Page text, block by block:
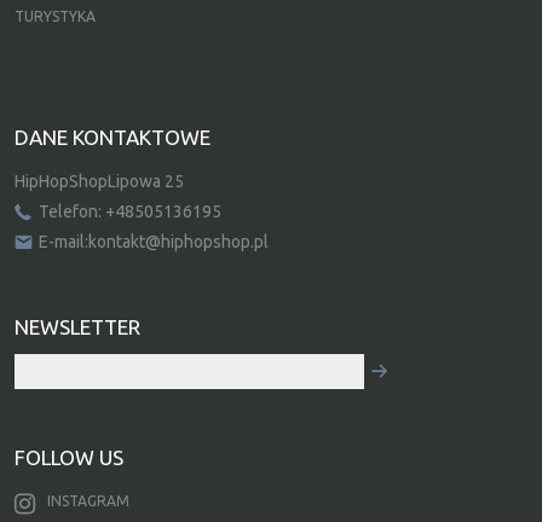
TURYSTYKA
DANE KONTAKTOWE
HipHopShopLipowa 25
Telefon: +48505136195
E-mail:kontakt@hiphopshop.pl
NEWSLETTER
FOLLOW US
INSTAGRAM